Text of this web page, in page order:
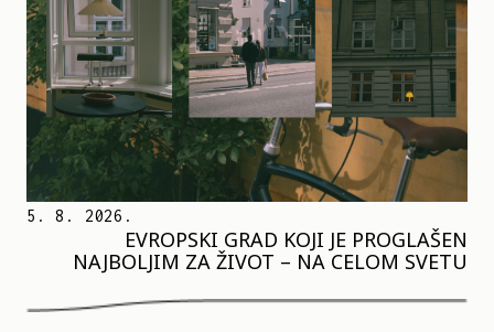
5. 8. 2026.
EVROPSKI GRAD KOJI JE PROGLAŠEN
NAJBOLJIM ZA ŽIVOT – NA CELOM SVETU